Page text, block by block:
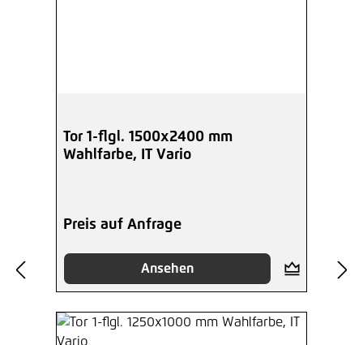
Tor 1-flgl. 1500x2400 mm
Wahlfarbe, IT Vario
Preis auf Anfrage
Ansehen